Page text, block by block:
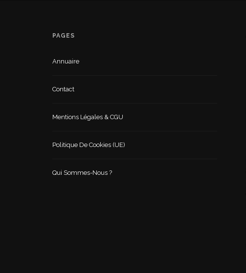
PAGES
Annuaire
Contact
Mentions Légales & CGU
Politique De Cookies (UE)
Qui Sommes-Nous ?